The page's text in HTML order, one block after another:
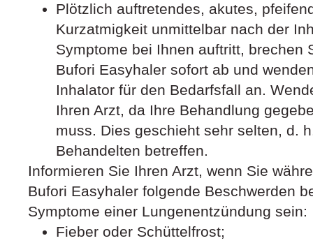
Plötzlich auftretendes, akutes,
Kurzatmigkeit unmittelbar nach der
Symptome bei Ihnen auftritt, brechen
Bufori Easyhaler sofort ab und
Inhalator für den Bedarfsfall an.
Ihren Arzt, da Ihre Behandlung
muss. Dies geschieht sehr selten, d.
Behandelten betreffen.
Informieren Sie Ihren Arzt, wenn Sie
Bufori Easyhaler folgende Beschwerden
Symptome einer Lungenentzündung sein:
Fieber oder Schüttelfrost;